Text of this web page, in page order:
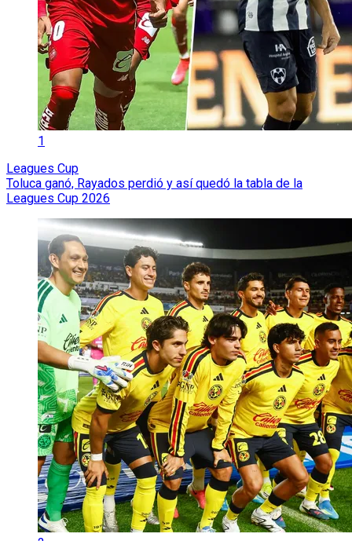
1
Leagues Cup
Toluca ganó, Rayados perdió y así quedó la tabla de la
Leagues Cup 2026